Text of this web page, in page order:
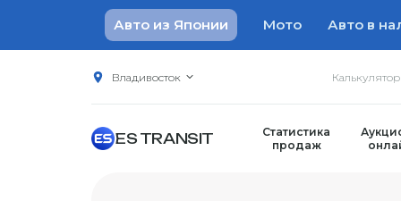
Авто из Японии Мото Авто в
Владивосток
ES TRANSIT
Статистика
продаж